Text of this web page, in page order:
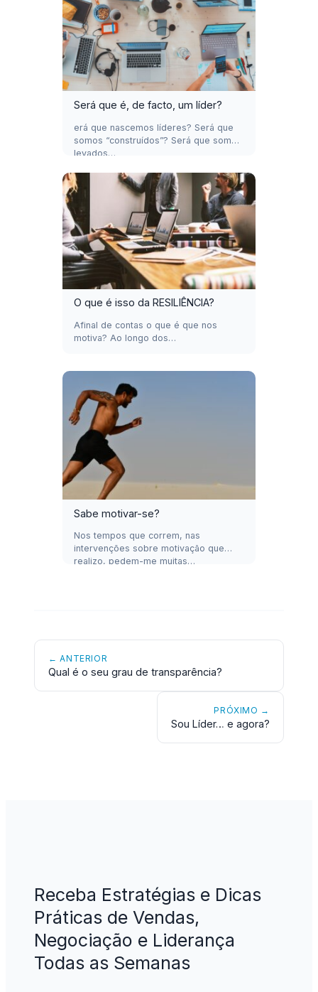
Será que é, de facto, um líder?
erá que nascemos líderes? Será que
somos “construídos”? Será que somos
levados…
O que é isso da RESILIÊNCIA?
Afinal de contas o que é que nos
motiva? Ao longo dos…
Sabe motivar-se?
Nos tempos que correm, nas
intervenções sobre motivação que
realizo, pedem-me muitas…
← ANTERIOR
Qual é o seu grau de transparência?
PRÓXIMO →
Sou Líder… e agora?
Receba Estratégias e Dicas
Práticas de Vendas,
Negociação e Liderança
Todas as Semanas